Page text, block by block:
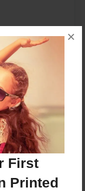
First
Printed
×